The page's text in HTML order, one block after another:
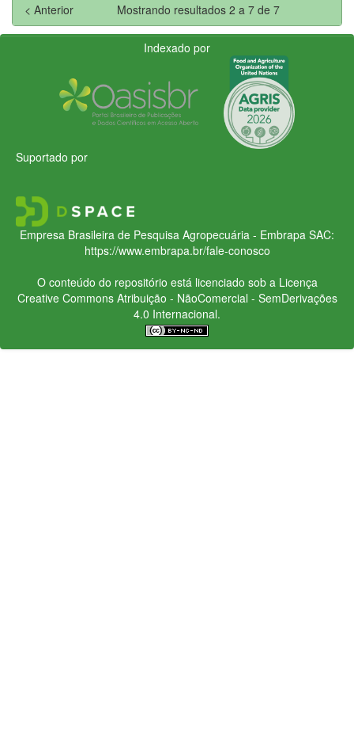
Mostrando resultados 2 a 7 de 7
< Anterior
Indexado por
Suportado por
Empresa Brasileira de Pesquisa Agropecuária - Embrapa SAC:
https://www.embrapa.br/fale-conosco
O conteúdo do repositório está licenciado sob a Licença
Creative CommonsAtribuição - NãoComercial - SemDerivações
4.0 Internacional.